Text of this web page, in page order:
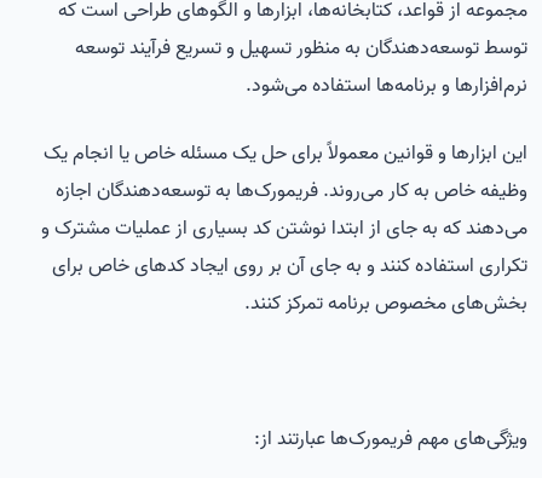
مجموعه از قواعد، کتابخانه‌ها، ابزارها و الگوهای طراحی است که
توسط توسعه‌دهندگان به منظور تسهیل و تسریع فرآیند توسعه
نرم‌افزارها و برنامه‌ها استفاده می‌شود.
این ابزارها و قوانین معمولاً برای حل یک مسئله خاص یا انجام یک
وظیفه خاص به کار می‌روند. فریمورک‌ها به توسعه‌دهندگان اجازه
می‌دهند که به جای از ابتدا نوشتن کد بسیاری از عملیات مشترک و
تکراری استفاده کنند و به جای آن بر روی ایجاد کدهای خاص برای
بخش‌های مخصوص برنامه تمرکز کنند.
ویژگی‌های مهم فریمورک‌ها عبارتند از: